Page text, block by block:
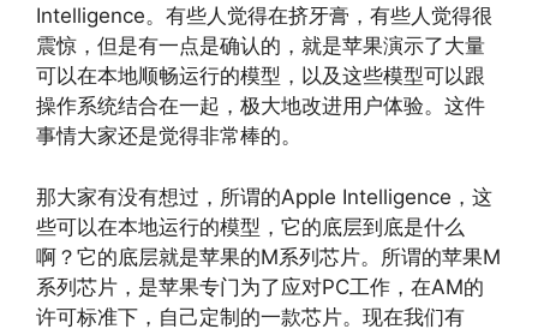
Intelligence。有些人觉得在挤牙膏，有些人觉得很
震惊，但是有一点是确认的，就是苹果演示了大量
可以在本地顺畅运行的模型，以及这些模型可以跟
操作系统结合在一起，极大地改进用户体验。这件
事情大家还是觉得非常棒的。
那大家有没有想过，所谓的Apple Intelligence，这
些可以在本地运行的模型，它的底层到底是什么
啊？它的底层就是苹果的M系列芯片。所谓的苹果M
系列芯片，是苹果专门为了应对PC工作，在AM的
许可标准下，自己定制的一款芯片。现在我们有